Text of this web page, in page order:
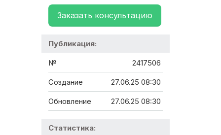
Заказать консультацию
Публикация:
№ 2417506
Создание 27.06.25 08:30
Обновление 27.06.25 08:30
Статистика: